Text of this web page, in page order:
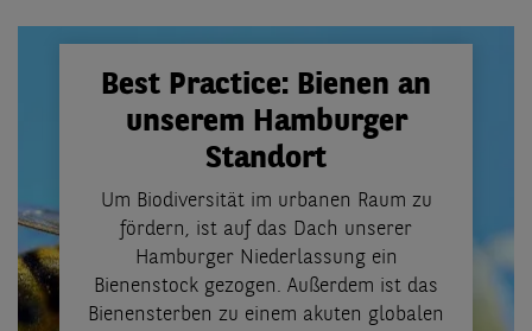
Best Practice: Bienen an
unserem Hamburger
Standort
Um Biodiversität im urbanen Raum zu
fördern, ist auf das Dach unserer
Hamburger Niederlassung ein
Bienenstock gezogen. Außerdem ist das
Bienensterben zu einem akuten globalen